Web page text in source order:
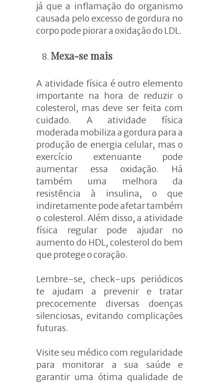
já que a inflamação do organismo
causada pelo excesso de gordura no
corpo pode piorar a oxidação do LDL.
Mexa-se mais
A atividade física é outro elemento
importante na hora de reduzir o
colesterol, mas deve ser feita com
cuidado. A atividade física
moderada mobiliza a gordura para a
produção de energia celular, mas o
exercício extenuante pode
aumentar essa oxidação. Há
também uma melhora da
resistência à insulina, o que
indiretamente pode afetar também
o colesterol. Além disso, a atividade
física regular pode ajudar no
aumento do HDL, colesterol do bem
que protege o coração.
Lembre-se, check-ups periódicos
te ajudam a prevenir e tratar
precocemente diversas doenças
silenciosas, evitando complicações
futuras.
Visite seu médico com regularidade
para monitorar a sua saúde e
garantir uma ótima qualidade de